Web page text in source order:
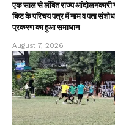
एक साल से लंबित राज्य आंदोलनकारी
बिष्ट के परिचय पत्र में नाम व पता
प्रकरण का हुआ समाधान
August 7, 2026